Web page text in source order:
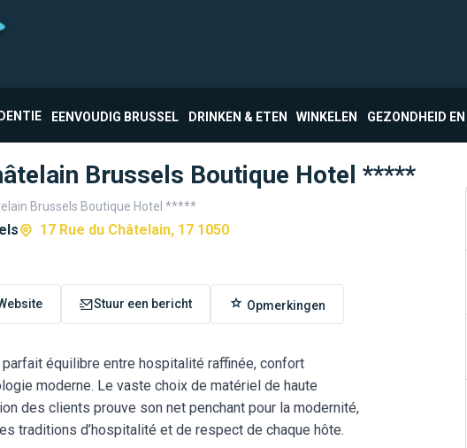
EENVOUDIG BRUSSEL DRINKEN & ETEN WINKELEN GEZONDHEID
Brussels Boutique Hotel *****
Brussels Boutique Hotel *****
17 Rue du Châtelain, 17 1050
Stuur een bericht Opmerkingen
équilibre entre hospitalité raffinée, confort
moderne. Le vaste choix de matériel de haute
des clients prouve son net penchant pour la modernité,
traditions d’hospitalité et de respect de chaque hôte.